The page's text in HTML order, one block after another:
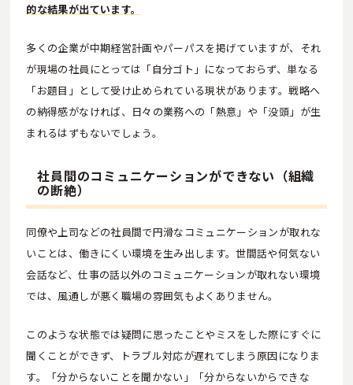
的な結果が出ています。
多くの企業が中期経営計画やパーパスを掲げていますが、それ
が現場の社員にとっては「自分ゴト」になっておらず、単なる
「お題目」として受け止められている現状があります。戦略へ
の納得感がなければ、日々の業務への「熱意」や「没頭」が生
まれるはずもないでしょう。
社員間のコミュニケーションができない（組織
の断絶）
同僚や上司などの社員間で円滑なコミュニケーションが取れな
いことは、働きにくい環境を生み出します。世間話や何気ない
会話など、仕事の話以外のコミュニケーションが取れない環境
では、風通しが悪く職場の雰囲気もよくありません。
このような状態では疑問に思ったことやミスをした際にすぐに
聞くことができず、トラブル対応が遅れてしまう原因になりま
す。「分からないことを聞かない」「分からないからできな